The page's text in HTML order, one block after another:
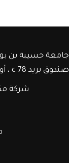
جامعة حسيبة بن
صندوق بريد c 78 ، أولاد فارس الشلف 02180، الجزائر
شركة